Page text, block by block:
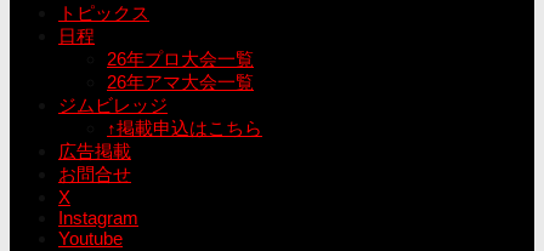
トピックス
日程
26年プロ大会一覧
26年アマ大会一覧
ジムビレッジ
↑掲載申込はこちら
広告掲載
お問合せ
X
Instagram
Youtube